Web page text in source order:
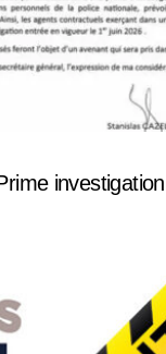
investigation